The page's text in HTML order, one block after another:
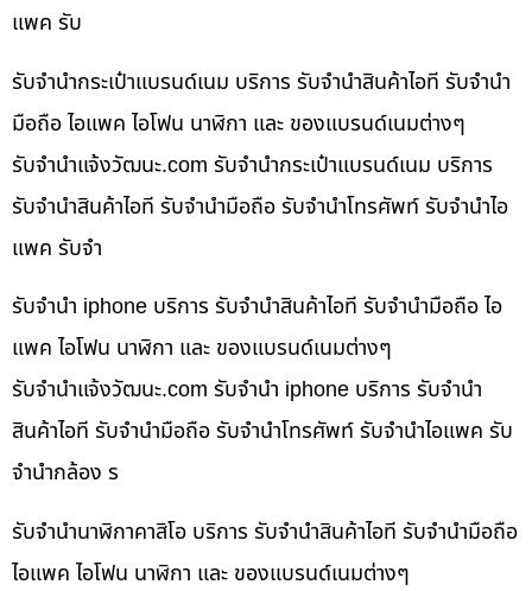
แพค รับ
รับจำนำกระเป๋าแบรนด์เนม บริการ รับจำนำสินค้าไอที รับจำนำ
มือถือ ไอแพค ไอโฟน นาฬิกา และ ของแบรนด์เนมต่างๆ
รับจํานําแจ้งวัฒนะ.com รับจำนำกระเป๋าแบรนด์เนม บริการ
รับจำนำสินค้าไอที รับจำนำมือถือ รับจำนำโทรศัพท์ รับจำนำไอ
แพค รับจำ
รับจำนำ iphone บริการ รับจำนำสินค้าไอที รับจำนำมือถือ ไอ
แพค ไอโฟน นาฬิกา และ ของแบรนด์เนมต่างๆ
รับจํานําแจ้งวัฒนะ.com รับจำนำ iphone บริการ รับจำนำ
สินค้าไอที รับจำนำมือถือ รับจำนำโทรศัพท์ รับจำนำไอแพค รับ
จำนำกล้อง ร
รับจำนำนาฬิกาคาสิโอ บริการ รับจำนำสินค้าไอที รับจำนำมือถือ
ไอแพค ไอโฟน นาฬิกา และ ของแบรนด์เนมต่างๆ